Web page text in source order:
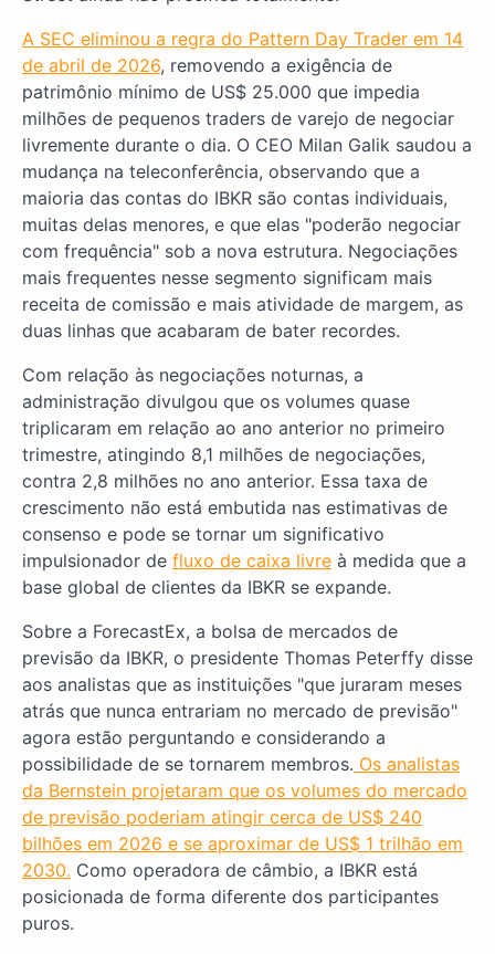
A SEC eliminou a regra do Pattern Day Trader em 14
de abril de 2026, removendo a exigência de
patrimônio mínimo de US$ 25.000 que impedia
milhões de pequenos traders de varejo de negociar
livremente durante o dia. O CEO Milan Galik saudou a
mudança na teleconferência, observando que a
maioria das contas do IBKR são contas individuais,
muitas delas menores, e que elas "poderão negociar
com frequência" sob a nova estrutura. Negociações
mais frequentes nesse segmento significam mais
receita de comissão e mais atividade de margem, as
duas linhas que acabaram de bater recordes.
Com relação às negociações noturnas, a
administração divulgou que os volumes quase
triplicaram em relação ao ano anterior no primeiro
trimestre, atingindo 8,1 milhões de negociações,
contra 2,8 milhões no ano anterior. Essa taxa de
crescimento não está embutida nas estimativas de
consenso e pode se tornar um significativo
impulsionador de fluxo de caixa livre à medida que a
base global de clientes da IBKR se expande.
Sobre a ForecastEx, a bolsa de mercados de
previsão da IBKR, o presidente Thomas Peterffy disse
aos analistas que as instituições "que juraram meses
atrás que nunca entrariam no mercado de previsão"
agora estão perguntando e considerando a
possibilidade de se tornarem membros. Os analistas
da Bernstein projetaram que os volumes do mercado
de previsão poderiam atingir cerca de US$ 240
bilhões em 2026 e se aproximar de US$ 1 trilhão em
2030. Como operadora de câmbio, a IBKR está
posicionada de forma diferente dos participantes
puros.